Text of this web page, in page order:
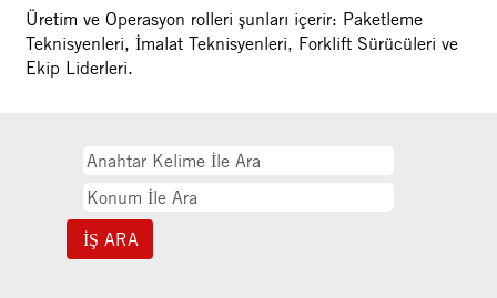
Üretim ve Operasyon rolleri şunları içerir: Paketleme
Teknisyenleri, İmalat Teknisyenleri, Forklift Sürücüleri ve
Ekip Liderleri.